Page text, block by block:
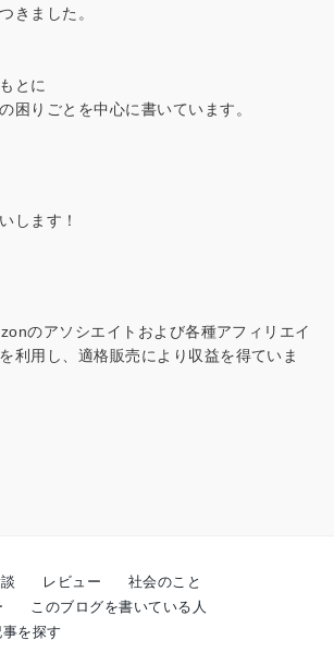
きました。
とに
困りごとを中心に書いています。
します！
のアソシエイトおよび各種アフィリエイ
利用し、適格販売により収益を得ていま
レビュー
社会のこと
このブログを書いている人
事を探す